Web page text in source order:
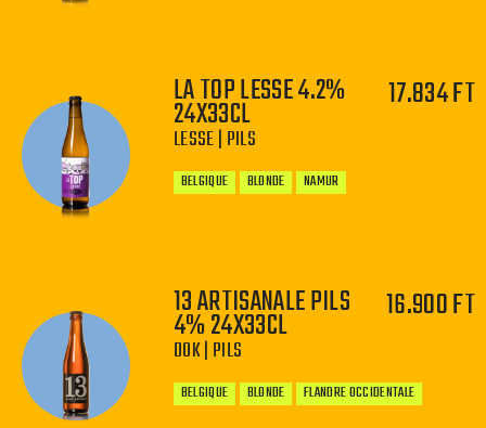
−
LA TOP LESSE 4.2%
24X33CL
LESSE | PILS
17.834 FT
BELGIQUE BLONDE NAMUR
−
13 ARTISANALE PILS
4% 24X33CL
DOK | PILS
16.900 FT
BELGIQUE BLONDE FLANDRE OCCIDENTALE